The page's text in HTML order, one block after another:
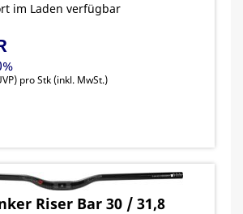
im Laden verfügbar
) pro Stk (inkl. MwSt.)
Riser Bar 30 / 31,8